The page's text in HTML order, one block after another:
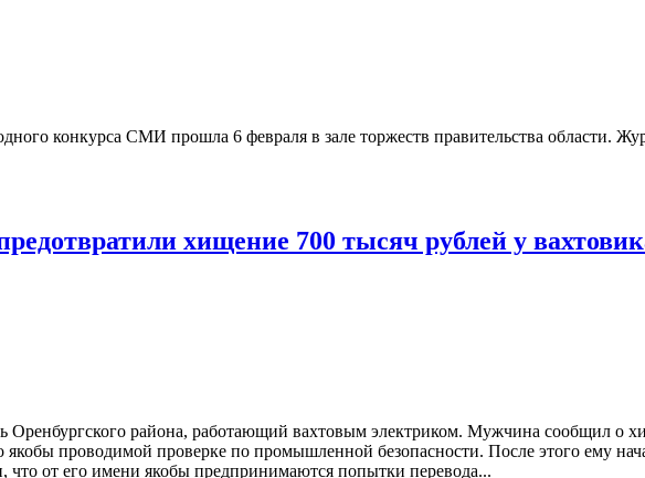
конкурса СМИ прошла 6 февраля в зале торжеств правительства области.
хищение 700 тысяч рублей у
Оренбургского района, работающий вахтовым электриком. Мужчина сообщил о
проводимой проверке по промышленной безопасности. После этого ему
от его имени якобы предпринимаются попытки перевода...